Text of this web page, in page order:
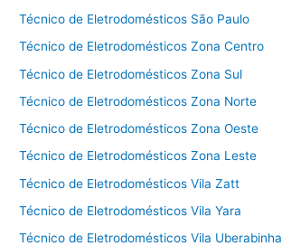
Técnico de Eletrodomésticos São Paulo
Técnico de Eletrodomésticos Zona Centro
Técnico de Eletrodomésticos Zona Sul
Técnico de Eletrodomésticos Zona Norte
Técnico de Eletrodomésticos Zona Oeste
Técnico de Eletrodomésticos Zona Leste
Técnico de Eletrodomésticos Vila Zatt
Técnico de Eletrodomésticos Vila Yara
Técnico de Eletrodomésticos Vila Uberabinha